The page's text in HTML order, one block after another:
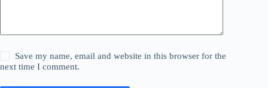
Save my name, email and website in this browser for the
next time I comment.